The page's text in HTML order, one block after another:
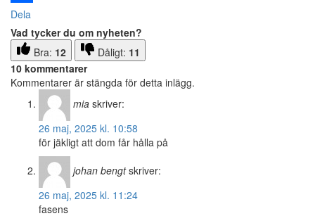
Dela
Vad tycker du om nyheten?
Bra: 12 Dåligt: 11
10 kommentarer
Kommentarer är stängda för detta inlägg.
mia skriver:
26 maj, 2025 kl. 10:58
för jäkligt att dom får hålla på
johan bengt skriver:
26 maj, 2025 kl. 11:24
fasens